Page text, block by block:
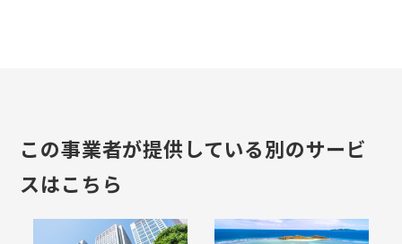
この事業者が提供している別のサービ
スはこちら